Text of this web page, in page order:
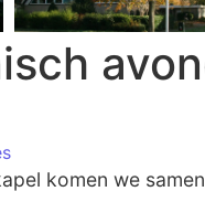
komen we